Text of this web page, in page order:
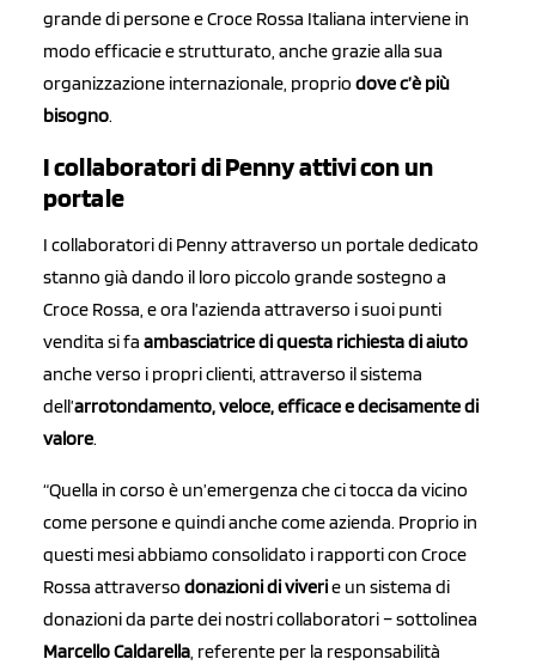
grande di persone e Croce Rossa Italiana interviene in
modo efficacie e strutturato, anche grazie alla sua
organizzazione internazionale, proprio dove c’è più
bisogno.
I collaboratori di Penny attivi con un
portale
I collaboratori di Penny attraverso un portale dedicato
stanno già dando il loro piccolo grande sostegno a
Croce Rossa, e ora l’azienda attraverso i suoi punti
vendita si fa ambasciatrice di questa richiesta di aiuto
anche verso i propri clienti, attraverso il sistema
dell’arrotondamento, veloce, efficace e decisamente di
valore.
“Quella in corso è un’emergenza che ci tocca da vicino
come persone e quindi anche come azienda. Proprio in
questi mesi abbiamo consolidato i rapporti con Croce
Rossa attraverso donazioni di viverie un sistema di
donazioni da parte dei nostri collaboratori – sottolinea
Marcello Caldarella, referente per la responsabilità